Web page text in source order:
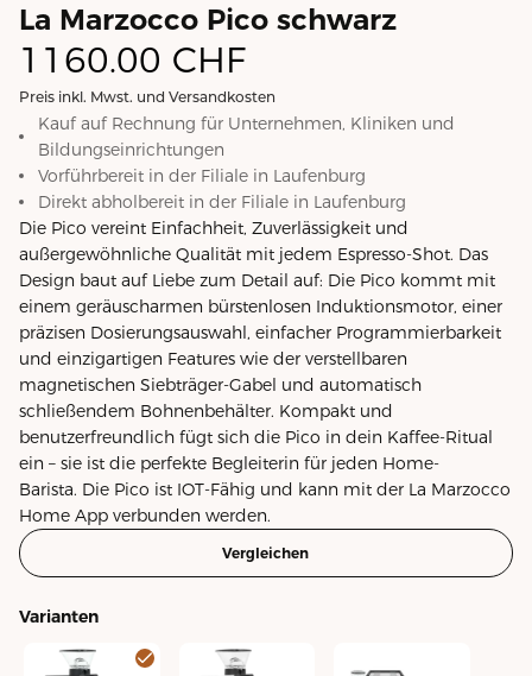
La Marzocco Pico schwarz
1160.00 CHF
Preis inkl. Mwst. und Versandkosten
Kauf auf Rechnung für Unternehmen, Kliniken und
Bildungseinrichtungen
Vorführbereit in der Filiale in Laufenburg
Direkt abholbereit in der Filiale in Laufenburg
Die Pico vereint Einfachheit, Zuverlässigkeit und
außergewöhnliche Qualität mit jedem Espresso-Shot. Das
Design baut auf Liebe zum Detail auf: Die Pico kommt mit
einem geräuscharmen bürstenlosen Induktionsmotor, einer
präzisen Dosierungsauswahl, einfacher Programmierbarkeit
und einzigartigen Features wie der verstellbaren
magnetischen Siebträger-Gabel und automatisch
schließendem Bohnenbehälter. Kompakt und
benutzerfreundlich fügt sich die Pico in dein Kaffee-Ritual
ein – sie ist die perfekte Begleiterin für jeden Home-
Barista. Die Pico ist IOT-Fähig und kann mit der La Marzocco
Home App verbunden werden.
Vergleichen
Varianten